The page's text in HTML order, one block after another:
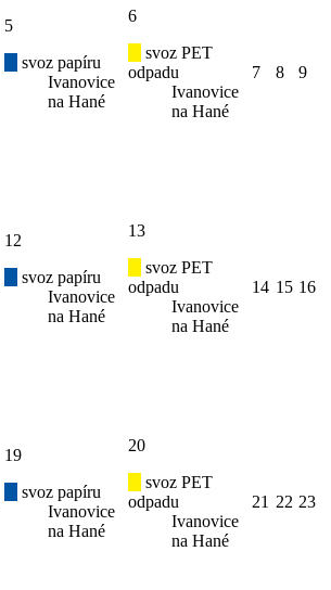
5
svoz papíru
Ivanovice
na Hané
6
svoz PET
odpadu
Ivanovice
na Hané
7 8 9
12
svoz papíru
Ivanovice
na Hané
13
svoz PET
odpadu
Ivanovice
na Hané
14 15 16
19
svoz papíru
Ivanovice
na Hané
20
svoz PET
odpadu
Ivanovice
na Hané
21 22 23